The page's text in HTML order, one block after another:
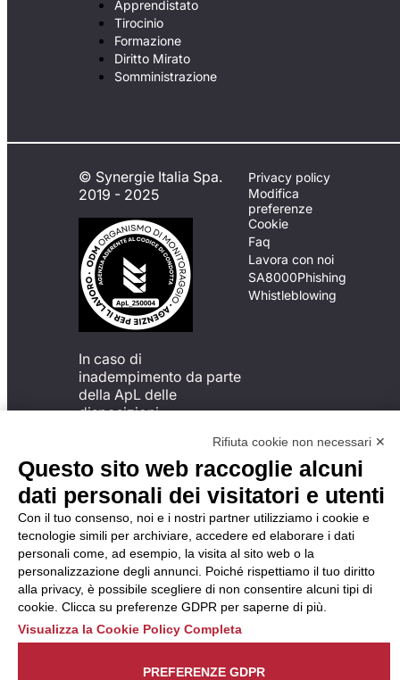
Apprendistato
Tirocinio
Formazione
Diritto Mirato
Somministrazione
© Synergie Italia Spa.
2019 - 2025
In caso di
inadempimento da parte
della ApL delle
disposizioni
possibile presentare un
reclamo
all’Organismo di
Monitoraggio utilizzando
una delle modalità
descritte al seguente
indirizzo web
https://odm-
agenzielavoro.it/reclami/.
Privacy policy
Modifica
preferenze
Cookie
Faq
Lavora con noi
SA8000Phishing
Whistleblowing
Rifiuta cookie non necessari ✕
Questo sito web raccoglie alcuni
dati personali dei visitatori e utenti
Con il tuo consenso, noi e i nostri partner utilizziamo i cookie e
tecnologie simili per archiviare, accedere ed elaborare i dati
personali come, ad esempio, la visita al sito web o la
personalizzazione degli annunci. Poiché rispettiamo il tuo diritto
alla privacy, è possibile scegliere di non consentire alcuni tipi di
cookie. Clicca su preferenze GDPR per saperne di più.
Visualizza la Cookie Policy Completa
PREFERENZE GDPR